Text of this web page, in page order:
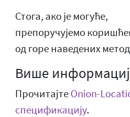
Стога, ако је могуће,
препоручујемо
од горе наведених
Више
ПрочитајтеOnion-
спецификацију.